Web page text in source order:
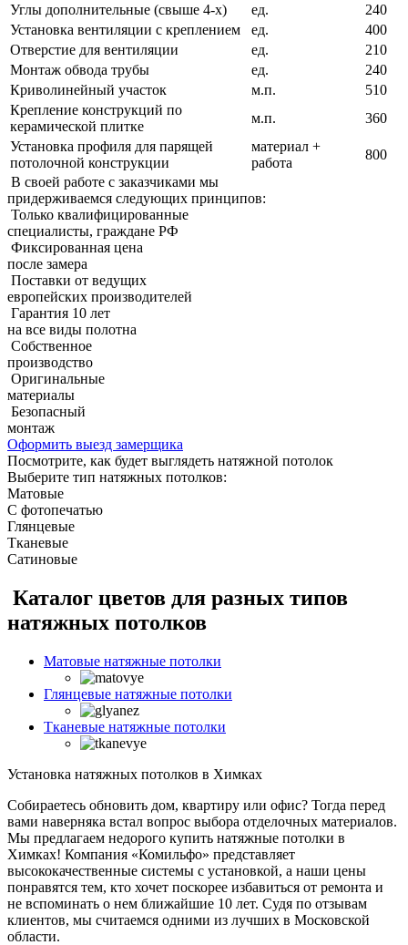
Углы дополнительные (свыше 4-х)
ед.
240
Установка вентиляции с креплением
ед.
400
Отверстие для вентиляции
ед.
210
Монтаж обвода трубы
ед.
240
Криволинейный участок
м.п.
510
Крепление конструкций по
керамической плитке
м.п.
360
Установка профиля для парящей
потолочной конструкции
материал +
работа
800
В своей работе с заказчиками мы
придерживаемcя следующих принципов:
Только квалифицированные
специалисты, граждане РФ
Фиксированная цена
после замера
Поставки от ведущих
европейских производителей
Гарантия 10 лет
на все виды полотна
Собственное
производство
Оригинальные
материалы
Безопасный
монтаж
Оформить выезд замерщика
Посмотрите, как будет выглядеть натяжной потолок
Выберите тип натяжных потолков:
Матовые
С фотопечатью
Глянцевые
Тканевые
Сатиновые
Каталог цветов для разных типов
натяжных потолков
Матовые натяжные потолки
Глянцевые натяжные потолки
Тканевые натяжные потолки
Установка натяжных потолков в Химках
Собираетесь обновить дом, квартиру или офис? Тогда перед
вами наверняка встал вопрос выбора отделочных материалов.
Мы предлагаем недорого купить натяжные потолки в
Химках! Компания «Комильфо» представляет
высококачественные системы с установкой, а наши цены
понравятся тем, кто хочет поскорее избавиться от ремонта и
не вспоминать о нем ближайшие 10 лет. Судя по отзывам
клиентов, мы считаемся одними из лучших в Московской
области.